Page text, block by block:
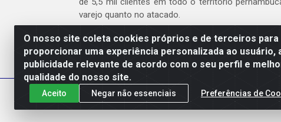
O nosso site coleta cookies próprios e de terceiros para
proporcionar uma experiência personalizada ao usuário,
publicidade relevante de acordo com o seu perfil e
qualidade do nosso site.
Aceito Negar não essenciais Preferências de
varejo quanto no atacado.
DLP - AV.